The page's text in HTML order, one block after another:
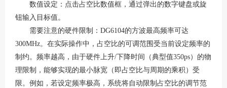
数值设定：点击占空比数值框，通过弹出的数字键盘或旋
钮输入目标值。
需要注意的硬件限制： DG6104的方波最高频率可达
300MHz。在实际操作中，占空比的可调范围受当前设定频率的
制约。频率越高，由于硬件上升/下降时间（典型值350ps）的物
理限制，能够实现的最小脉宽（即占空比与周期的乘积）受
限。例如，若设定频率极高，系统将自动限制占空比的调节范